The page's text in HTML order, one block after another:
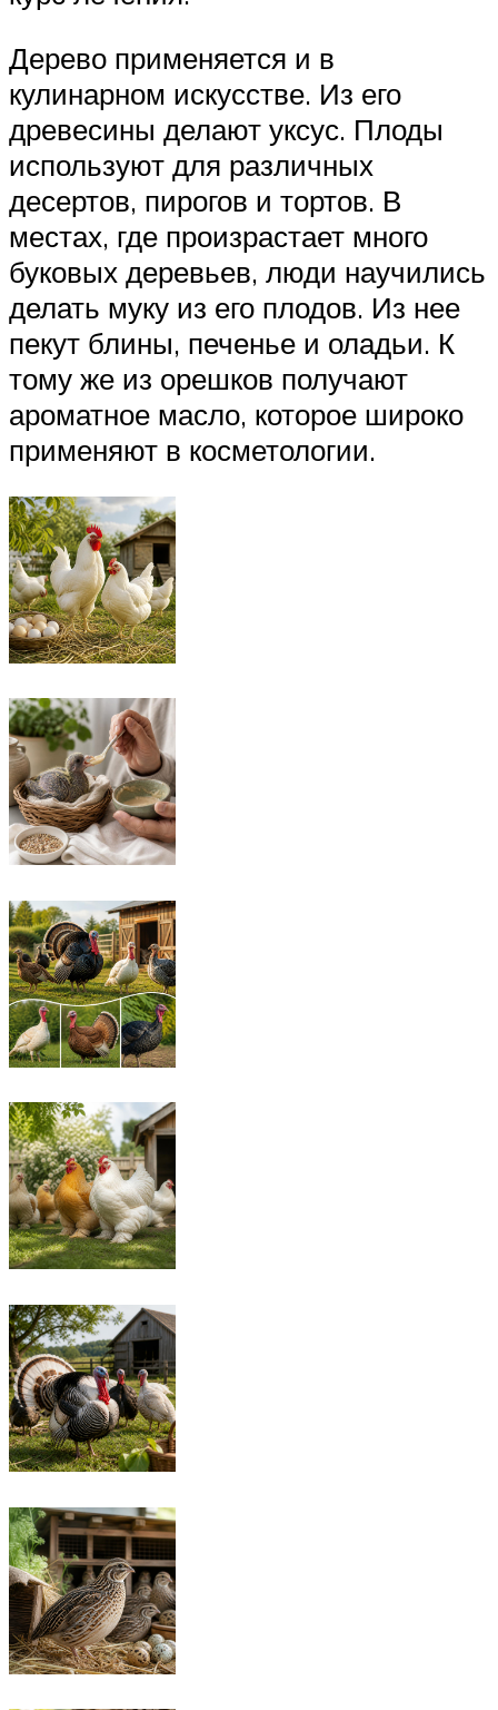
Дерево применяется и в
кулинарном искусстве. Из его
древесины делают уксус. Плоды
используют для различных
десертов, пирогов и тортов. В
местах, где произрастает много
буковых деревьев, люди научились
делать муку из его плодов. Из нее
пекут блины, печенье и оладьи. К
тому же из орешков получают
ароматное масло, которое широко
применяют в косметологии.